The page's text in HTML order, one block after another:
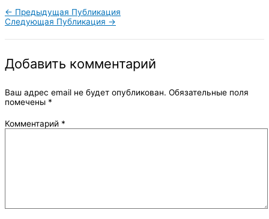
← Предыдущая Публикация
Следующая Публикация →
Добавить комментарий
Ваш адрес email не будет опубликован. Обязательные поля
помечены *
Комментарий *